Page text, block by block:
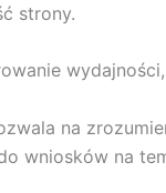
strony.
na
wniosków na